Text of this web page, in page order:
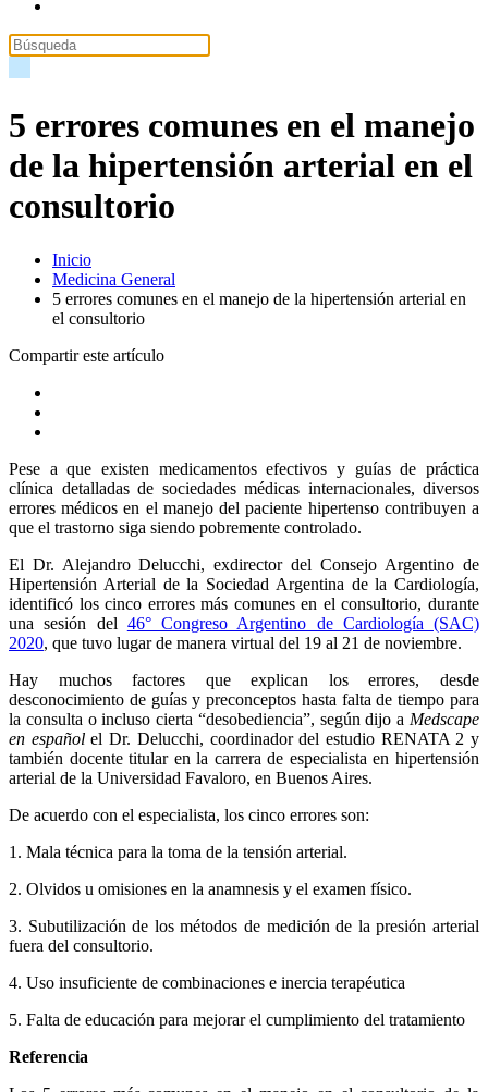
5 errores comunes en el manejo
de la hipertensión arterial en el
consultorio
Inicio
Medicina General
5 errores comunes en el manejo de la hipertensión arterial en
el consultorio
Compartir este artículo
Pese a que existen medicamentos efectivos y guías de práctica
clínica detalladas de sociedades médicas internacionales, diversos
errores médicos en el manejo del paciente hipertenso contribuyen a
que el trastorno siga siendo pobremente controlado.
El Dr. Alejandro Delucchi, exdirector del Consejo Argentino de
Hipertensión Arterial de la Sociedad Argentina de la Cardiología,
identificó los cinco errores más comunes en el consultorio, durante
una sesión del 46° Congreso Argentino de Cardiología (SAC)
2020, que tuvo lugar de manera virtual del 19 al 21 de noviembre.
Hay muchos factores que explican los errores, desde
desconocimiento de guías y preconceptos hasta falta de tiempo para
la consulta o incluso cierta “desobediencia”, según dijo a Medscape
en españolel Dr. Delucchi, coordinador del estudio RENATA 2 y
también docente titular en la carrera de especialista en hipertensión
arterial de la Universidad Favaloro, en Buenos Aires.
De acuerdo con el especialista, los cinco errores son:
1. Mala técnica para la toma de la tensión arterial.
2. Olvidos u omisiones en la anamnesis y el examen físico.
3. Subutilización de los métodos de medición de la presión arterial
fuera del consultorio.
4. Uso insuficiente de combinaciones e inercia terapéutica
5. Falta de educación para mejorar el cumplimiento del tratamiento
Referencia